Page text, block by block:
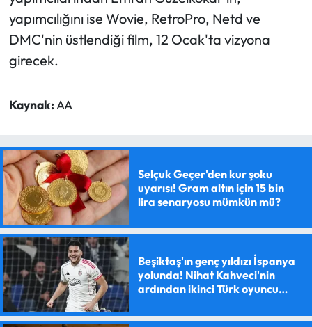
yapımcılığını ise Wovie, RetroPro, Netd ve
DMC'nin üstlendiği film, 12 Ocak'ta vizyona
girecek.
Kaynak: AA
Selçuk Geçer'den kur şoku
uyarısı! Gram altın için 15 bin
lira senaryosu mümkün mü?
Beşiktaş'ın genç yıldızı İspanya
yolunda! Nihat Kahveci'nin
ardından ikinci Türk oyuncu